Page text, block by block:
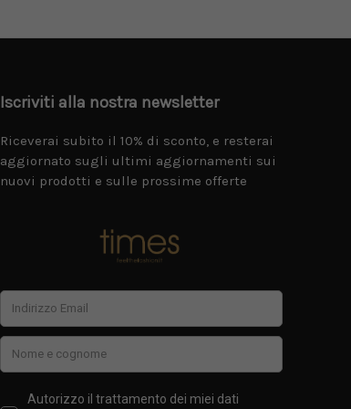
Iscriviti alla nostra newsletter
Riceverai subito il 10% di sconto, e resterai
aggiornato sugli ultimi aggiornamenti sui
nuovi prodotti e sulle prossime offerte